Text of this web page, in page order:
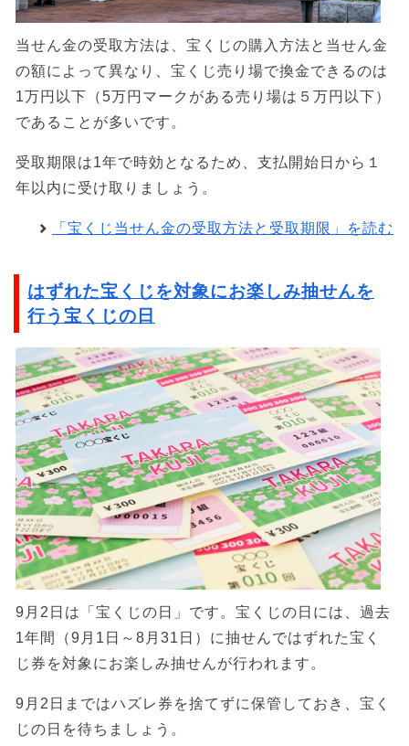
当せん金の受取方法は、宝くじの購入方法と当せん金
の額によって異なり、宝くじ売り場で換金できるのは
1万円以下（5万円マークがある売り場は５万円以下）
であることが多いです。
受取期限は1年で時効となるため、支払開始日から１
年以内に受け取りましょう。
「宝くじ当せん金の受取方法と受取期限」を読む
はずれた宝くじを対象にお楽しみ抽せんを
行う宝くじの日
9月2日は「宝くじの日」です。宝くじの日には、過去
1年間（9月1日～8月31日）に抽せんではずれた宝く
じ券を対象にお楽しみ抽せんが行われます。
9月2日まではハズレ券を捨てずに保管しておき、宝く
じの日を待ちましょう。